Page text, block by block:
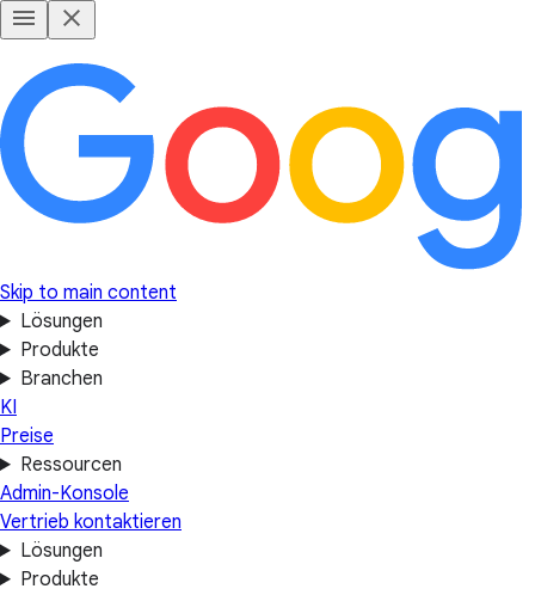
Skip to main content
Lösungen
Produkte
Branchen
KI
Preise
Ressourcen
Admin-Konsole
Vertrieb kontaktieren
Lösungen
Produkte